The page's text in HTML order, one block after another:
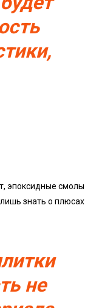
эпоксидные смолы
знать о плюсах
не